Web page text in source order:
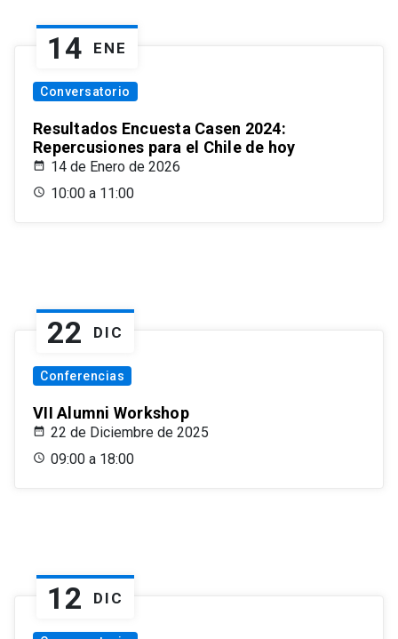
14 ENE
Conversatorio
Resultados Encuesta Casen 2024:
Repercusiones para el Chile de hoy
14 de Enero de 2026
10:00 a 11:00
22 DIC
Conferencias
VII Alumni Workshop
22 de Diciembre de 2025
09:00 a 18:00
12 DIC